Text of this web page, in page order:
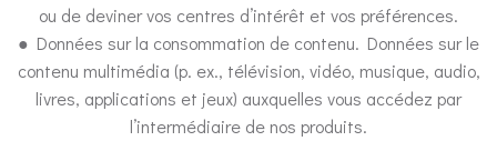
ou de deviner vos centres d’intérêt et vos préférences.
● Données sur la consommation de contenu. Données sur le
contenu multimédia (p. ex., télévision, vidéo, musique, audio,
livres, applications et jeux) auxquelles vous accédez par
l’intermédiaire de nos produits.